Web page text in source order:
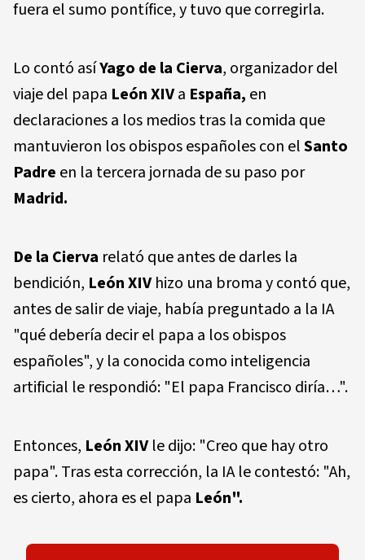
fuera el sumo pontífice, y tuvo que corregirla.
Lo contó asíYago de la Cierva, organizador del
viaje del papa León XIVa España, en
declaraciones a los medios tras la comida que
mantuvieron los obispos españoles con elSanto
Padre en la tercera jornada de su paso por
Madrid.
De la Cierva relató que antes de darles la
bendición, León XIVhizo una broma y contó que,
antes de salir de viaje, había preguntado a la IA
"qué debería decir el papa a los obispos
españoles", y la conocida como inteligencia
artificial le respondió: "El papa Francisco diría…".
Entonces, León XIVle dijo: "Creo que hay otro
papa". Tras esta corrección, la IA le contestó: "Ah,
es cierto, ahora es el papa León".